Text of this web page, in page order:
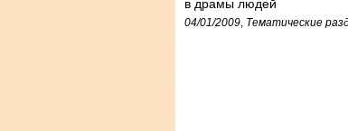
в драмы людей
04/01/2009, Тематические